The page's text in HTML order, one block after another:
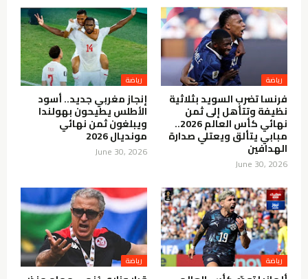
رياضة
فرنسا تضرب السويد بثلاثية
نظيفة وتتأهل إلى ثمن
نهائي كأس العالم 2026..
مبابي يتألق ويعتلي صدارة
الهدافين
June 30, 2026
رياضة
إنجاز مغربي جديد.. أسود
الأطلس يطيحون بهولندا
ويبلغون ثمن نهائي
مونديال 2026
June 30, 2026
رياضة رياضة